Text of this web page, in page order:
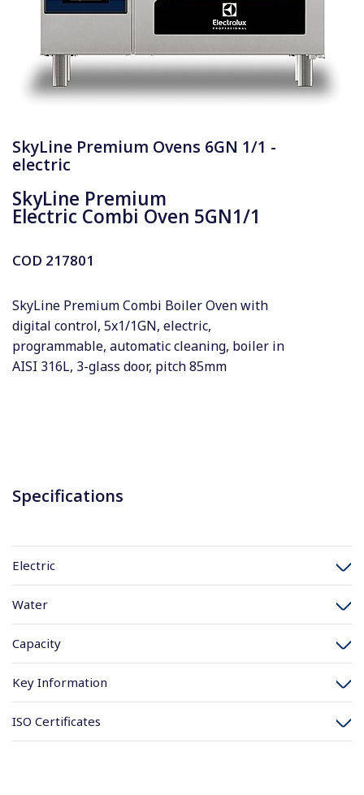
SkyLine Premium Ovens 6GN 1/1 -
electric
SkyLine Premium
Electric Combi Oven 5GN1/1
COD 217801
SkyLine Premium Combi Boiler Oven with
digital control, 5x1/1GN, electric,
programmable, automatic cleaning, boiler in
AISI 316L, 3-glass door, pitch 85mm
Specifications
Electric
Water
Capacity
Key Information
ISO Certificates